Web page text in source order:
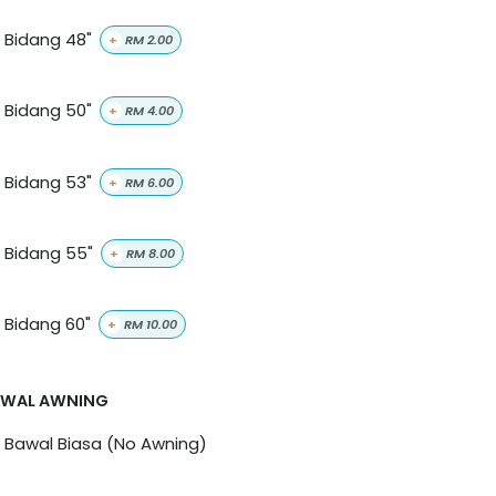
Bidang 48" + RM2.00
Bidang 50" + RM4.00
Bidang 53" + RM6.00
Bidang 55" + RM8.00
Bidang 60" + RM 10.00
AWNING
Bawal Biasa (No Awning)